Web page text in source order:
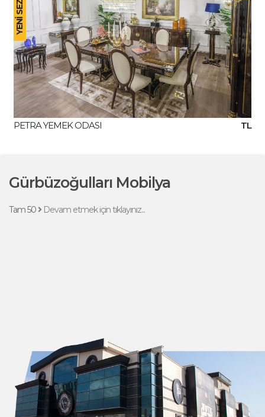
YENİ SEZON
PETRA YEMEK ODASI TL
Gürbüzoğulları Mobilya
Tam 50 Devam etmek için tıklayınız...